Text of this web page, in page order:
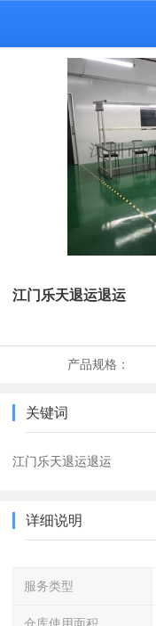
江门乐天退运退运
产品规格：
关键词
江门乐天退运退运
详细说明
服务类型